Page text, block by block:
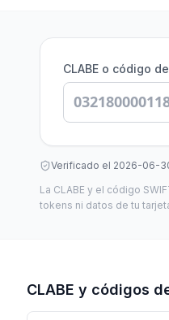
CLABE o código
Verificado el 2026-06-
La CLABE y el código
tokens ni datos de tu
CLABE y códigos